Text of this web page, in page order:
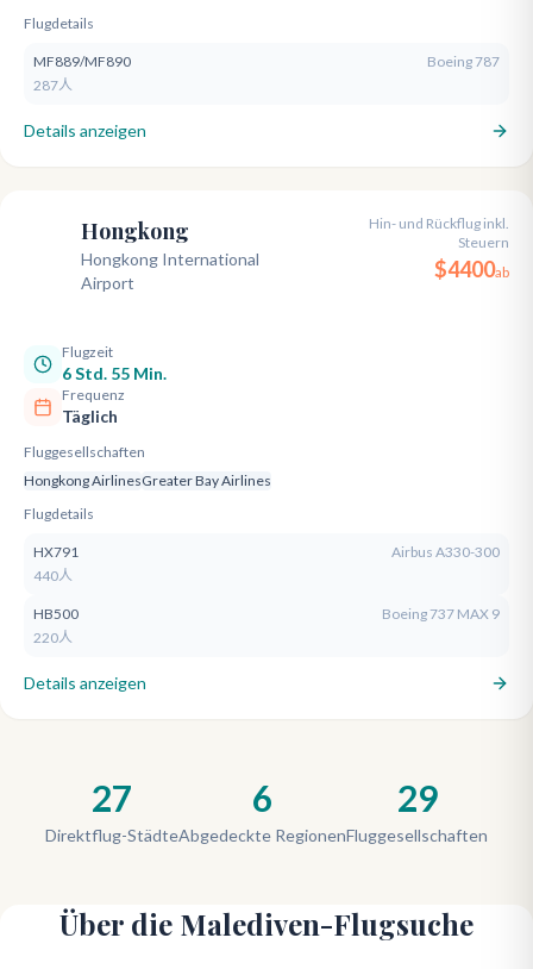
Flugdetails
MF889/MF890
Boeing 787
287人
Details anzeigen
Hongkong
Hongkong International
Airport
Hin- und Rückflug inkl.
Steuern
$4400ab
Flugzeit
6 Std. 55 Min.
Frequenz
Täglich
Fluggesellschaften
Hongkong AirlinesGreater Bay Airlines
Flugdetails
HX791
Airbus A330-300
440人
HB500
Boeing 737 MAX 9
220人
Details anzeigen
27
Direktflug-Städte
6
Abgedeckte Regionen
29
Fluggesellschaften
Über die Malediven-Flugsuche